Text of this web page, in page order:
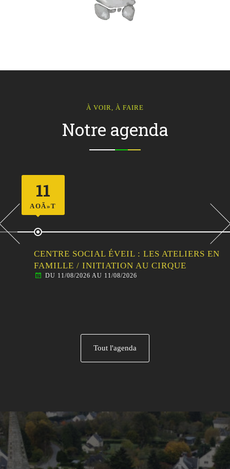
À VOIR, À FAIRE
Notre agenda
AOÃ»T
CENTRE SOCIAL ÉVEIL : LES ATELIERS EN
FAMILLE / INITIATION AU CIRQUE
DU 11/08/2026 AU 11/08/2026
Tout l'agenda